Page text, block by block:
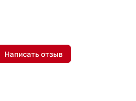
Написать отзыв